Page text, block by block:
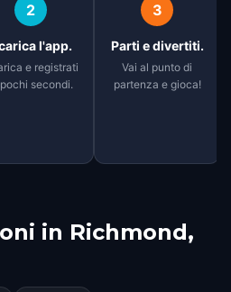
2
l'app.
e registrati
secondi.
3
Parti e divertiti.
Vai al punto di
partenza e gioca!
in Richmond,